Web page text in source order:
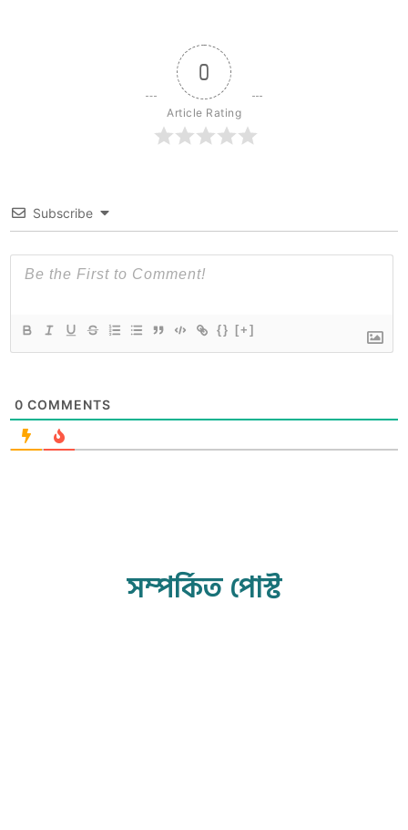
0
Article Rating
Subscribe
{} [+]
0 COMMENTS
সম্পর্কিত পোস্ট